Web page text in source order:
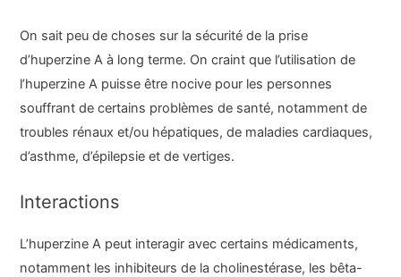
On sait peu de choses sur la sécurité de la prise
d’huperzine A à long terme. On craint que l’utilisation de
l’huperzine A puisse être nocive pour les personnes
souffrant de certains problèmes de santé, notamment de
troubles rénaux et/ou hépatiques, de maladies cardiaques,
d’asthme, d’épilepsie et de vertiges.
Interactions
L’huperzine A peut interagir avec certains médicaments,
notamment les inhibiteurs de la cholinestérase, les bêta-